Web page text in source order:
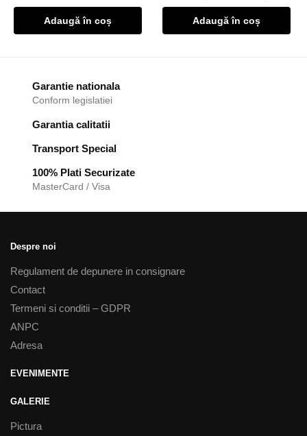
Adaugă în coș Adaugă în coș
Garantie nationala
Conform legislatiei
Garantia calitatii
Transport Special
100% Plati Securizate
MasterCard / Visa
Despre noi
Regulament de depunere in consignare
Contact
Termeni si conditii – GDPR
ANPC
Adresa
EVENIMENTE
GALERIE
Pictura